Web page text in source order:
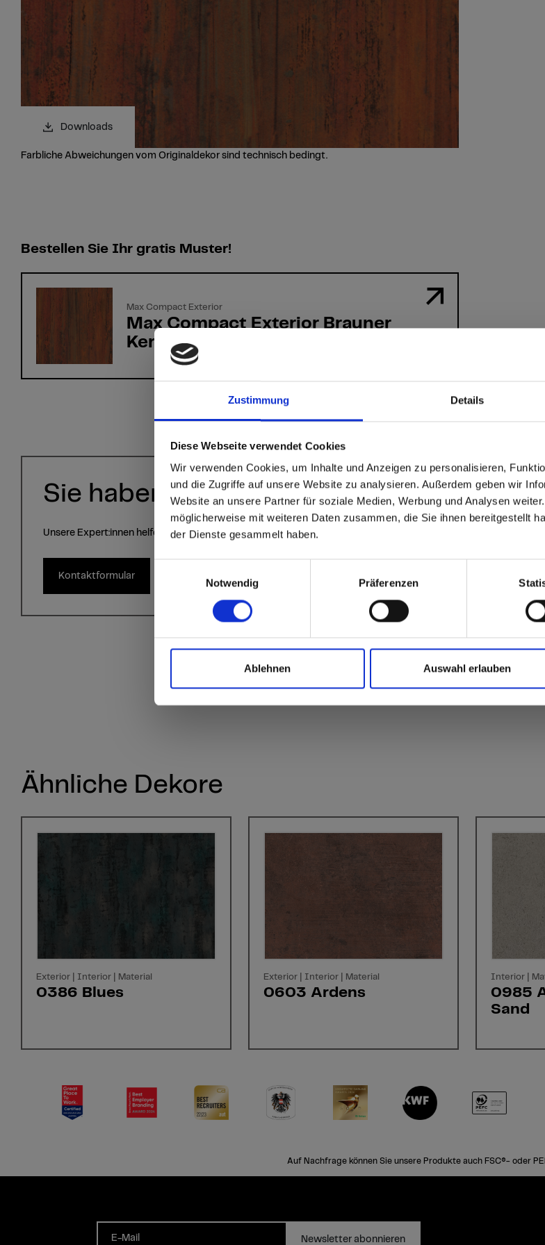
Zustimmung Details
Diese Webseite verwendet Cookies
Wir verwenden Cookies, um Inhalte und Anzeigen zu personalisieren,
und die Zugriffe auf unsere Website zu analysieren. Außerdem geben wir
Website an unsere Partner für soziale Medien, Werbung und Analysen
möglicherweise mit weiteren Daten zusammen, die Sie ihnen bereitgestellt
der Dienste gesammelt haben.
Notwendig
Präferenzen
Ablehnen Auswahl erlauben
sr.modal is not closeable
Are you based in the
Staaten?
Go to the Fundermax North America website directly from here or
and the rest of the world!
Click here to go to the Fundermax North America Website
Downloads
Farbliche Abweichungen vom Originaldekor sind technisch bedingt.
Bestellen Sie Ihr gratis Muster!
Max Compact Exterior
Max Compact Exterior Brauner
Kern F-Qualität 0798 Tambora NT
Sie haben Fragen?
Unsere Expert:innen helfen Ihnen gerne weiter!
Kontaktformular
Ähnliche Dekore
Exterior | Interior | Material
0386 Blues
Exterior | Interior | Material
0603 Ardens
Interior |
0985
Sand
Auf Nachfrage können Sie unsere Produkte auch FSC®- oder
E-Mail Newsletter abonnieren